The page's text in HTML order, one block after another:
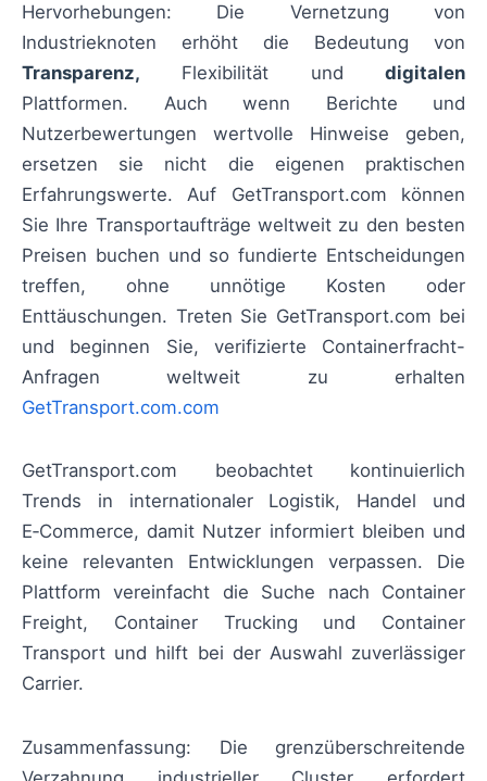
Hervorhebungen: Die Vernetzung von
Industrieknoten erhöht die Bedeutung von
Transparenz, Flexibilität und digitalen
Plattformen. Auch wenn Berichte und
Nutzerbewertungen wertvolle Hinweise geben,
ersetzen sie nicht die eigenen praktischen
Erfahrungswerte. Auf GetTransport.com können
Sie Ihre Transportaufträge weltweit zu den besten
Preisen buchen und so fundierte Entscheidungen
treffen, ohne unnötige Kosten oder
Enttäuschungen. Treten Sie GetTransport.com bei
und beginnen Sie, verifizierte Containerfracht-
Anfragen weltweit zu erhalten
GetTransport.com.com
GetTransport.com beobachtet kontinuierlich
Trends in internationaler Logistik, Handel und
E‑Commerce, damit Nutzer informiert bleiben und
keine relevanten Entwicklungen verpassen. Die
Plattform vereinfacht die Suche nach Container
Freight, Container Trucking und Container
Transport und hilft bei der Auswahl zuverlässiger
Carrier.
Zusammenfassung: Die grenzüberschreitende